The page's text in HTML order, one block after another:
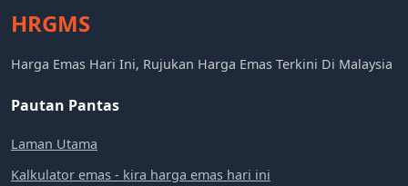
HRGMS
Harga Emas Hari Ini, Rujukan Harga Emas Terkini Di Malaysia
Pautan Pantas
Laman Utama
Kalkulator emas - kira harga emas hari ini